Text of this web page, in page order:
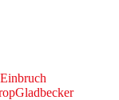
Einbruch
Gladbecker